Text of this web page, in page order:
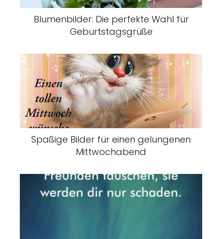
Blumenbilder: Die perfekte Wahl für
Geburtstagsgrüße
Spaßige Bilder für einen gelungenen
Mittwochabend